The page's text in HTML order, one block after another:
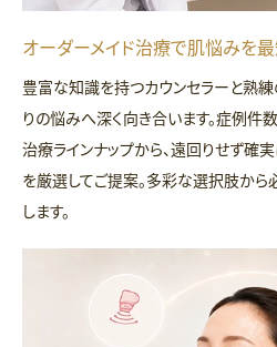
オーダーメイド治療で肌悩みを
豊富な知識を持つカウンセラーと熟
りの悩みへ深く向き合います。症例件
治療ラインナップから、遠回りせず確
を厳選してご提案。多彩な選択肢か
します。